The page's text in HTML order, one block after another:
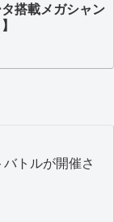
タ搭載メガシャン
トルが開催さ